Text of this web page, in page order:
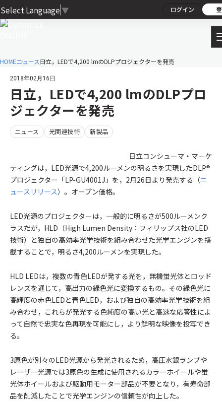
Select Language ▼ ログイン
HOMEニュース日立，LEDで4,200 lmのDLPプロジェクターを発売
2018年02月16日
日立，LEDで4,200 lmのDLPプロ
ジェクターを発売
ニュース 光関連技術 新製品
日立コンシューマ・マーケ
ティングは，LED光源で4,200ルーメンの明るさを実現したDLP®
プロジェクター「LP-GU4001J」を，2月26日より発売する（ニ
ュースリリース）。オープン価格。
LED光源のプロジェクターは，一般的に明るさが500ルーメンク
ラスだが，HLD（High Lumen Density：フィリップス社のLED
技術）と独自の高効率光学技術を組み合わせた光学エンジンを搭
載することで，明るさ4,200ルーメンを実現した。
HLD LEDは，複数の青色LEDが発する光を，無機蛍光体とロッド
レンズを通じて，高出力の緑色光に変換するもの。その緑色光に
高輝度の赤色LEDと青色LED，および独自の高効率光学技術を組
み合わせ，これらが発光する色純度の高い光と高速な応答性によ
って自然で忠実な色再現を可能にし，より鮮明な映像を投写でき
る。
3原色が別々のLED光源から発光されるため，高圧水銀ランプや
レーザー光源では3原色の生成に使用されるカラーホイールや蛍
光体ホイールおよび駆動用モーター部品が不要となり，有寿命部
品を削減したことで光学エンジンの信頼性が向上した。